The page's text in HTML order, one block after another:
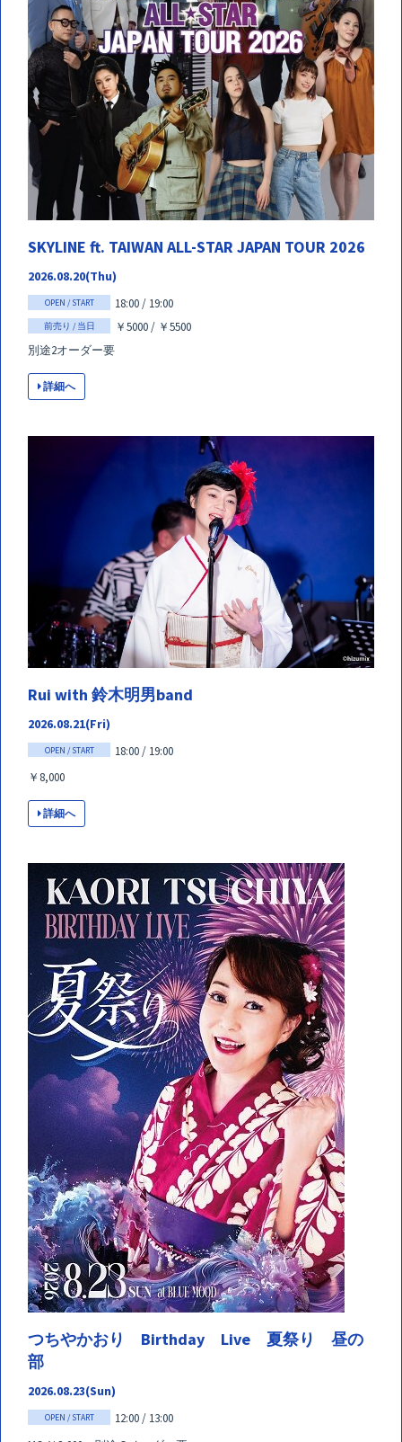
SKYLINE ft. TAIWAN ALL-STAR JAPAN TOUR 2026
2026.08.20(Thu)
OPEN / START 18:00 / 19:00
前売り / 当日
￥5000 / ￥5500
別途2オーダー要
詳細へ
Rui with 鈴木明男band
2026.08.21(Fri)
OPEN / START
18:00 / 19:00
￥8,000
詳細へ
つちやかおり Birthday Live 夏祭り 昼の
部
2026.08.23(Sun)
OPEN / START
12:00 / 13:00